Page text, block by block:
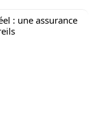
: une assurance